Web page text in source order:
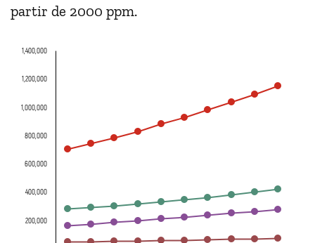
partir de 2000 ppm.
200,000
400,000
600,000
800,000
1,000,000
1,200,000
1,400,000